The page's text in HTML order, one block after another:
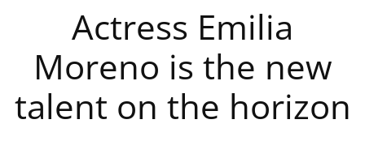
Actress Emilia
Moreno is the new
talent on the horizon